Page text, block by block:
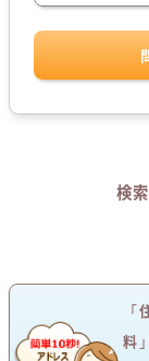
検
「
料